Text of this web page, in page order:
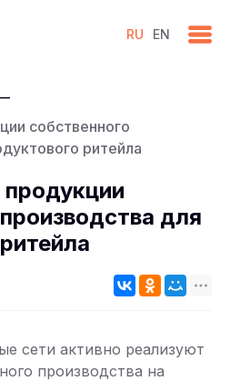
RU EN
собственного
ритейла
продукции
для
сети активно реализуют
производства на